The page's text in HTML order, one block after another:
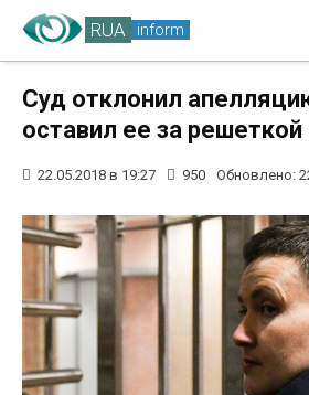
RUA inform
Суд отклонил
оставил ее за решеткой
22.05.2018 в 19:27 950 Обновлено: